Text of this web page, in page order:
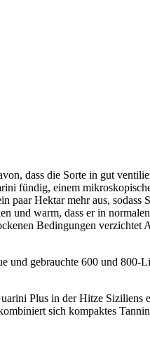
dass die Sorte in gut
fündig, einem
paar Hektar mehr aus,
warm, dass er in
Bedingungen
gebrauchte 600 und
Plus in der Hitze Siziliens
sich kompaktes